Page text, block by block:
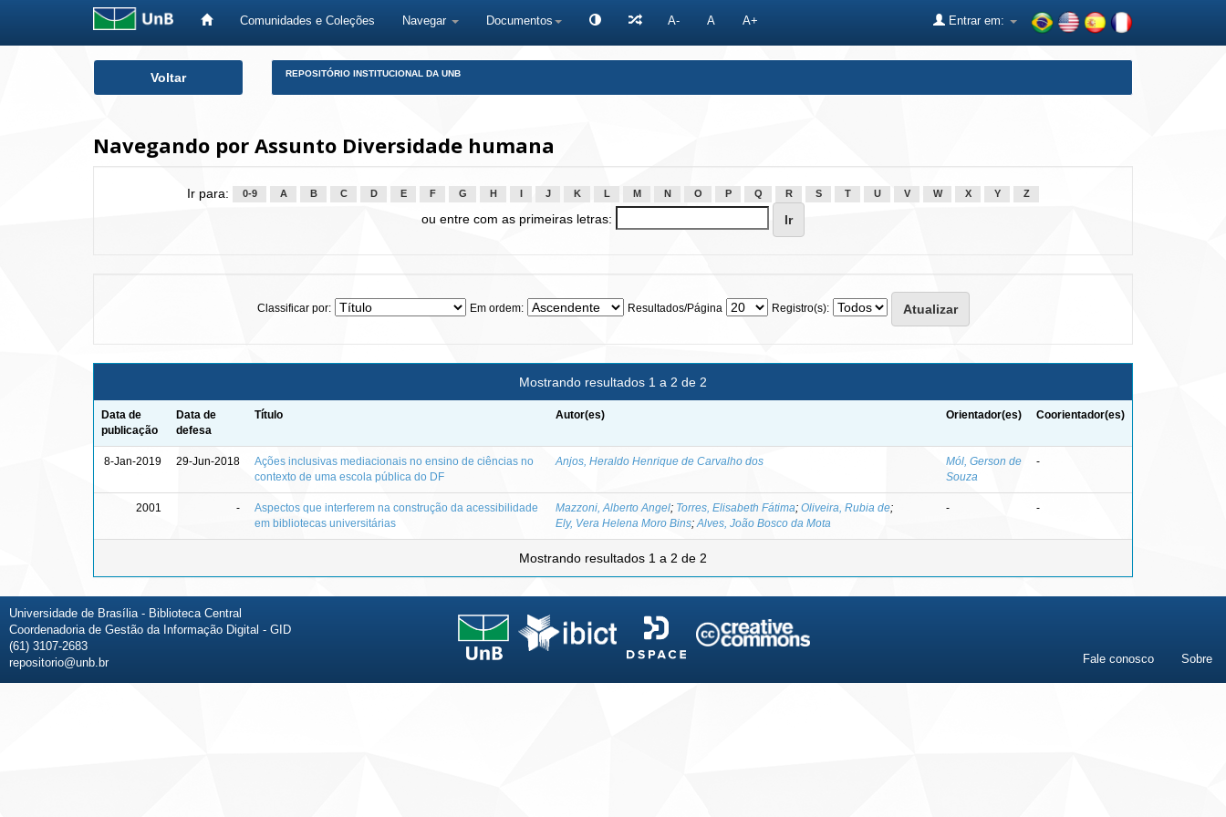
Comunidades e Coleções Navegar Documentos A- A A+ Entrar em:
Voltar REPOSITÓRIO INSTITUCIONAL DA UNB
Navegando por Assunto Diversidade humana
Ir para: 0-9 A B C D E F G H J K L M N O P Q R S T U V W X Y Z
ou entre com as primeiras letras:
Classificar por: Em ordem: Resultados/Página Registro(s):
Mostrando resultados 1 a 2 de 2
Data de
publicação
Data de
defesa
Título Autor(es) Orientador(es) Coorientador(es)
8-Jan-2019 29-Jun-2018
Ações inclusivas mediacionais no ensino de ciências no
contexto de uma escola pública do DF
Anjos, Heraldo Henrique de Carvalho dos
Mól, Gerson de
Souza
-
2001 -
Aspectos que interferem na construção da acessibilidade
em bibliotecas universitárias
Mazzoni, Alberto Angel; Torres, Elisabeth Fátima; Oliveira, Rubia de;
Ely, Vera Helena Moro Bins; Alves, João Bosco da Mota
- -
Mostrando resultados 1 a 2 de 2
Universidade de Brasília - Biblioteca Central
Coordenadoria de Gestão da Informação Digital - GID
(61) 3107-2683
repositorio@unb.br
Fale conosco Sobre